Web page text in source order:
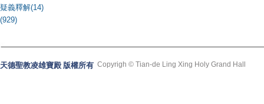
疑義釋解(14)
(929)
天德聖教凌雄寶殿 版權所有 Copyrigh © Tian-de Ling Xing Holy Grand Hall